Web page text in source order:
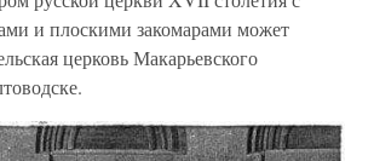
и плоскими закомарами может
церковь Макарьевского